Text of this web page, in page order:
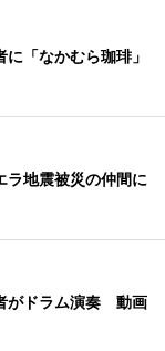
「なかむら珈琲」
ラ地震被災の仲間に
がドラム演奏 動画